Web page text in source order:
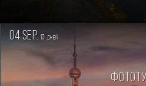
04 sep. 10 дней